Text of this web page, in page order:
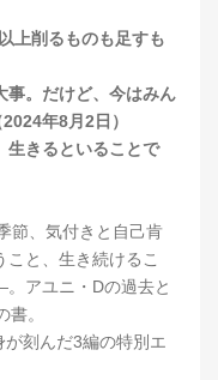
上削るものも足すも
事。だけど、今はみん
年8月2日）
生きるといることで
節、気付きと自己肯
と、生き続けるこ
アユニ・Dの過去と
。
刻んだ3編の特別エ